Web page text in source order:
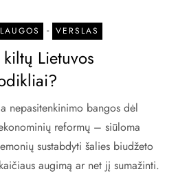
- VERSLAS
Lietuvos
nepasitenkinimo bangos dėl
reformų – siūloma
sustabdyti šalies biudžeto
augimą ar net jį sumažinti.